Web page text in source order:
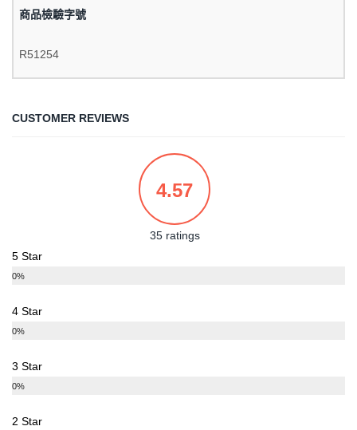
商品檢驗字號
R51254
CUSTOMER REVIEWS
4.57
35 ratings
5 Star
0%
4 Star
0%
3 Star
0%
2 Star